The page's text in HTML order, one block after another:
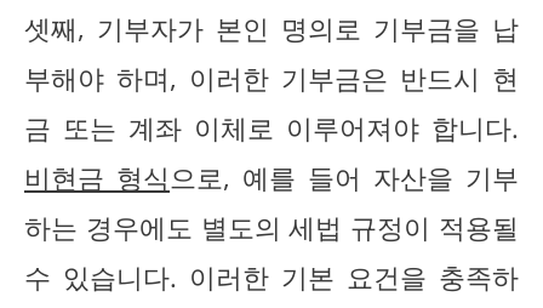
셋째, 기부자가 본인 명의로 기부금을 납
부해야 하며, 이러한 기부금은 반드시 현
금 또는 계좌 이체로 이루어져야 합니다.
비현금 형식으로, 예를 들어 자산을 기부
하는 경우에도 별도의 세법 규정이 적용될
수 있습니다. 이러한 기본 요건을 충족하